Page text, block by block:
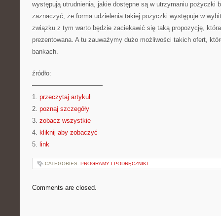
występują utrudnienia, jakie dostępne są w utrzymaniu pożyczki
zaznaczyć, że forma udzielenia takiej pożyczki występuje w
związku z tym warto będzie zaciekawić się taką propozycję,
prezentowana. A tu zauważymy dużo możliwości takich ofert,
bankach.
źródło:
———————————
1. przeczytaj artykuł
2. poznaj szczegóły
3. zobacz wszystkie
4. kliknij aby zobaczyć
5. link
CATEGORIES: PROGRAMY I PODRĘCZNIKI
Comments are closed.